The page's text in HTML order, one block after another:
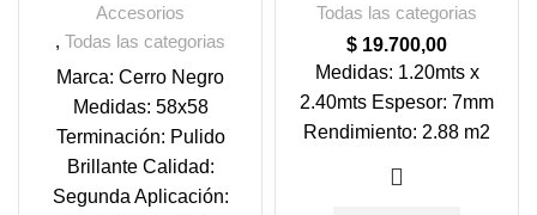
Accesorios
, Todas las categorias
Marca: Cerro Negro
Medidas: 58x58
Terminación: Pulido
Brillante Calidad:
Segunda Aplicación:
Todas las categorias
$ 19.700,00
Medidas: 1.20mts x
2.40mts Espesor: 7mm
Rendimiento: 2.88 m2